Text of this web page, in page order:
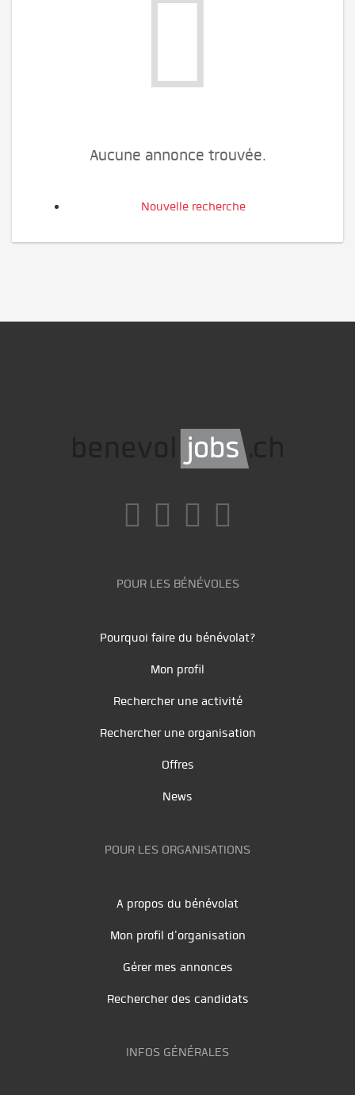
Aucune annonce trouvée.
Nouvelle recherche
POUR LES BÉNÉVOLES
Pourquoi faire du bénévolat?
Mon profil
Rechercher une activité
Rechercher une organisation
Offres
News
POUR LES ORGANISATIONS
A propos du bénévolat
Mon profil d'organisation
Gérer mes annonces
Rechercher des candidats
INFOS GÉNÉRALES